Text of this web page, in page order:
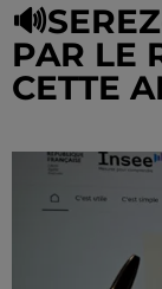
PAR LE
CETTE